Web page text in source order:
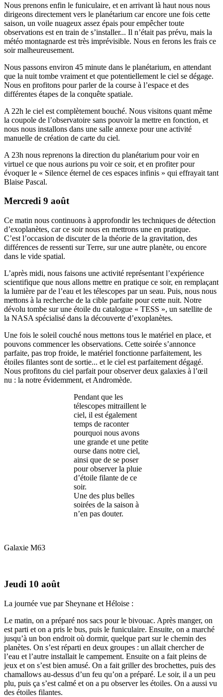
Nous prenons enfin le funiculaire, et en arrivant là haut nous nous
dirigeons directement vers le planétarium car encore une fois cette
saison, un voile nuageux assez épais pour empêcher toute
observations est en train de s’installer... Il n’était pas prévu, mais la
météo montagnarde est très imprévisible. Nous en ferons les frais ce
soir malheureusement.
Nous passons environ 45 minute dans le planétarium, en attendant
que la nuit tombe vraiment et que potentiellement le ciel se dégage.
Nous en profitons pour parler de la course à l’espace et des
différentes étapes de la conquête spatiale.
A 22h le ciel est complètement bouché. Nous visitons quant même
la coupole de l’observatoire sans pouvoir la mettre en fonction, et
nous nous installons dans une salle annexe pour une activité
manuelle de création de carte du ciel.
A 23h nous reprenons la direction du planétarium pour voir en
virtuel ce que nous aurions pu voir ce soir, et en profiter pour
évoquer le « Silence éternel de ces espaces infinis » qui effrayait tant
Blaise Pascal.
Mercredi 9 août
Ce matin nous continuons à approfondir les techniques de détection
d’exoplanètes, car ce soir nous en mettrons une en pratique.
C’est l’occasion de discuter de la théorie de la gravitation, des
différences de ressenti sur Terre, sur une autre planète, ou encore
dans le vide spatial.
L’après midi, nous faisons une activité représentant l’expérience
scientifique que nous allons mettre en pratique ce soir, en remplaçant
la lumière par de l’eau et les télescopes par un seau. Puis, nous nous
mettons à la recherche de la cible parfaite pour cette nuit. Notre
dévolu tombe sur une étoile du catalogue « TESS », un satellite de
la NASA spécialisé dans la découverte d’exoplanètes.
Une fois le soleil couché nous mettons tous le matériel en place, et
pouvons commencer les observations. Cette soirée s’annonce
parfaite, pas trop froide, le matériel fonctionne parfaitement, les
étoiles filantes sont de sortie... et le ciel est parfaitement dégagé.
Nous profitons du ciel parfait pour observer deux galaxies à l’œil
nu : la notre évidemment, et Andromède.
Pendant que les
télescopes mitraillent le
ciel, il est également
temps de raconter
pourquoi nous avons
une grande et une petite
ourse dans notre ciel,
ainsi que de se poser
pour observer la pluie
d’étoile filante de ce
soir.
Une des plus belles
soirées de la saison à
n’en pas douter.
Galaxie M63
Jeudi 10 août
La journée vue par Sheynane et Héloise :
Le matin, on a préparé nos sacs pour le bivouac. Après manger, on
est parti et on a pris le bus, puis le funiculaire. Ensuite, on a marché
jusqu’à un bon endroit où dormir, quelque part sur le chemin des
planètes. On s’est réparti en deux groupes : un allait chercher de
l’eau et l’autre installait le campement. Ensuite on a fait pleins de
jeux et on s’est bien amusé. On a fait griller des brochettes, puis des
chamallows au-dessus d’un feu qu’on a préparé. Le soir, il a un peu
plu, puis ça s’est calmé et on a pu observer les étoiles. On a aussi vu
des étoiles filantes.